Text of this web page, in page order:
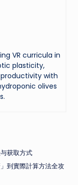
VR curricula in
plasticity,
with
olives
获取方式
到實際計算方法全攻